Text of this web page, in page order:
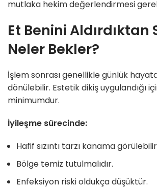
mutlaka hekim değerlendirmesi
Et Benini Aldırdıktan
Neler Bekler?
İşlem sonrası genellikle günlük
dönülebilir. Estetik dikiş uygulandığı
minimumdur.
İyileşme sürecinde:
Hafif sızıntı tarzı kanama
Bölge temiz tutulmalıdır.
Enfeksiyon riski oldukça düşüktür.